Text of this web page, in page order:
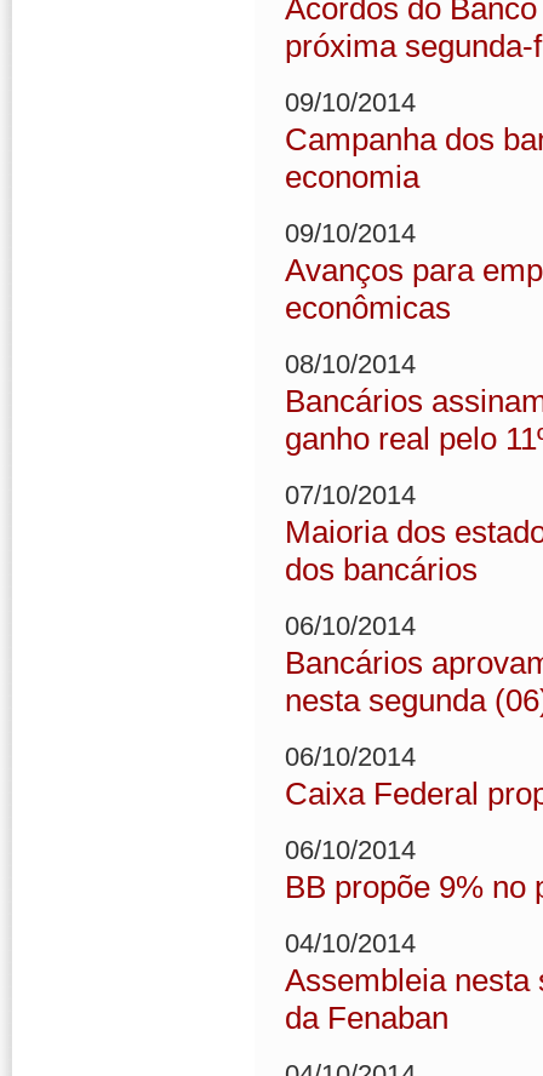
Acordos do
próxima segunda-
09/10/2014
Campanha dos
economia
09/10/2014
Avanços para
econômicas
08/10/2014
Bancários
ganho real pelo
07/10/2014
Maioria dos
dos bancários
06/10/2014
Bancários
nesta segunda
06/10/2014
Caixa Federal
06/10/2014
BB propõe 9% no
04/10/2014
Assembleia nesta
da Fenaban